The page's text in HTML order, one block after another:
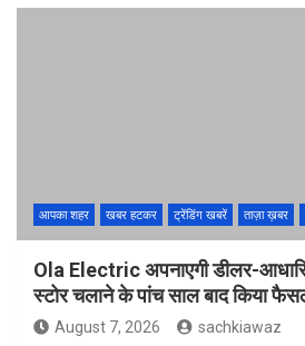
आपका शहर खबर हटकर ट्रेंडिंग खबरें ताज़ा ख़बर
Ola Electric अपनाएगी डीलर-
स्टोर चलाने के पांच साल बाद किया
August 7, 2026 sachkiawaz